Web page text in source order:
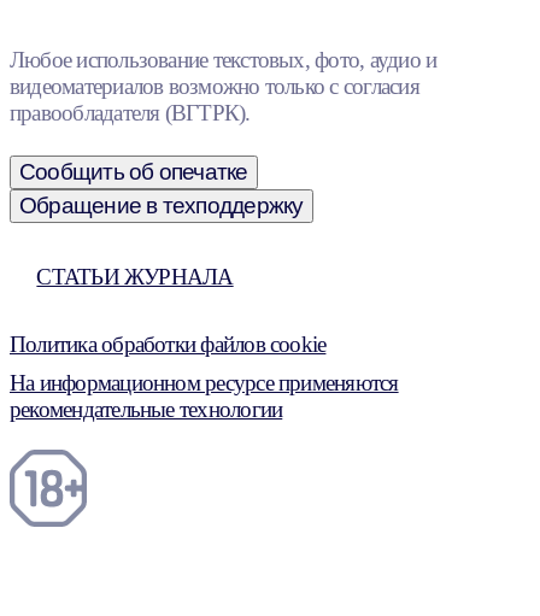
Любое использование текстовых, фото, аудио и
видеоматериалов возможно только с согласия
правообладателя (ВГТРК).
Сообщить об опечатке
Обращение в техподдержку
СТАТЬИ ЖУРНАЛА
Политика обработки файлов cookie
На информационном ресурсе применяются
рекомендательные технологии